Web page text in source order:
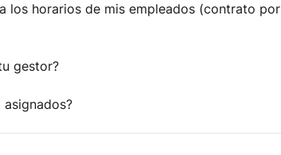
los horarios de mis empleados (contrato por
gestor?